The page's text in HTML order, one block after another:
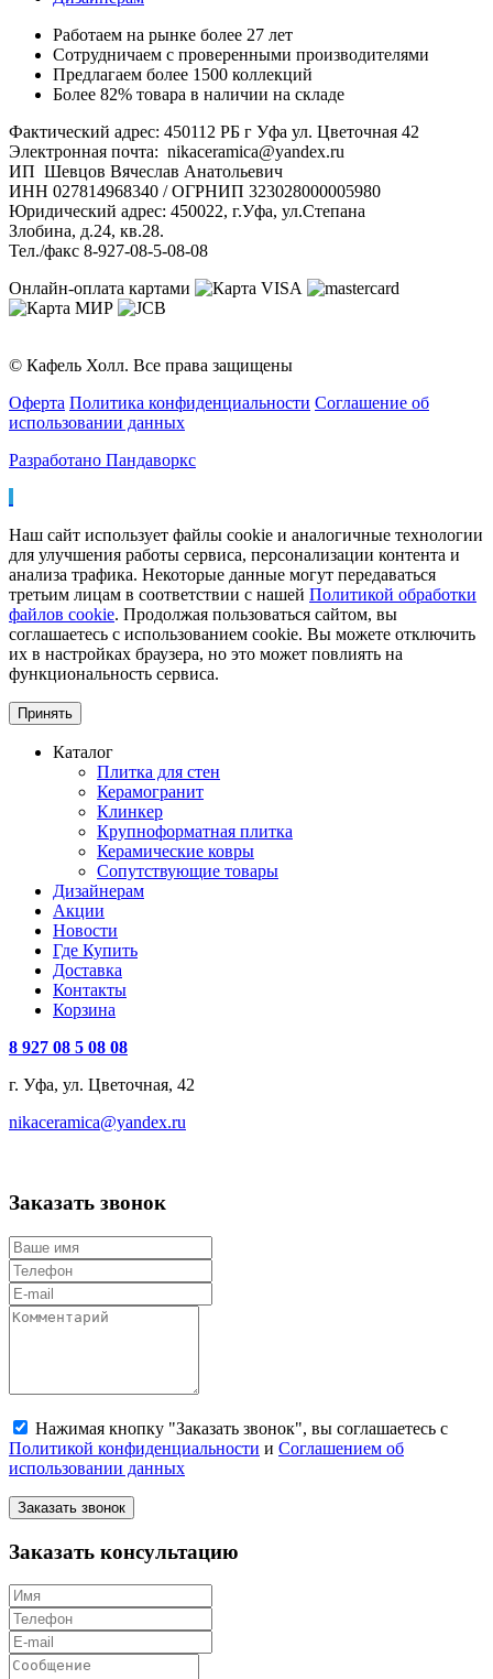
Работаем на рынке более 27 лет
Сотрудничаем с проверенными производителями
Предлагаем более 1500 коллекций
Более 82% товара в наличии на складе
Фактический адрес: 450112 РБ г Уфа ул. Цветочная 42
Электронная почта: nikaceramica@yandex.ru
ИП Шевцов Вячеслав Анатольевич
ИНН 027814968340 / ОГРНИП 323028000005980
Юридический адрес: 450022, г.Уфа, ул.Степана
Злобина, д.24, кв.28.
Тел./факс 8-927-08-5-08-08
Онлайн-оплата картами
© Кафель Холл. Все права защищены
Оферта Политика конфиденциальности Соглашение об
использовании данных
Разработано Пандаворкс
Наш сайт использует файлы cookie и аналогичные технологии
для улучшения работы сервиса, персонализации контента и
анализа трафика. Некоторые данные могут передаваться
третьим лицам в соответствии с нашей Политикой обработки
файлов cookie. Продолжая пользоваться сайтом, вы
соглашаетесь с использованием cookie. Вы можете отключить
их в настройках браузера, но это может повлиять на
функциональность сервиса.
Принять
Каталог
Плитка для стен
Керамогранит
Клинкер
Крупноформатная плитка
Керамические ковры
Сопутствующие товары
Дизайнерам
Акции
Новости
Где Купить
Доставка
Контакты
Корзина
8 927 08 5 08 08
г. Уфа, ул. Цветочная, 42
nikaceramica@yandex.ru
Заказать звонок
Нажимая кнопку "Заказать звонок", вы соглашаетесь с
Политикой конфиденциальности и Соглашением об
использовании данных
Заказать звонок
Заказать консультацию